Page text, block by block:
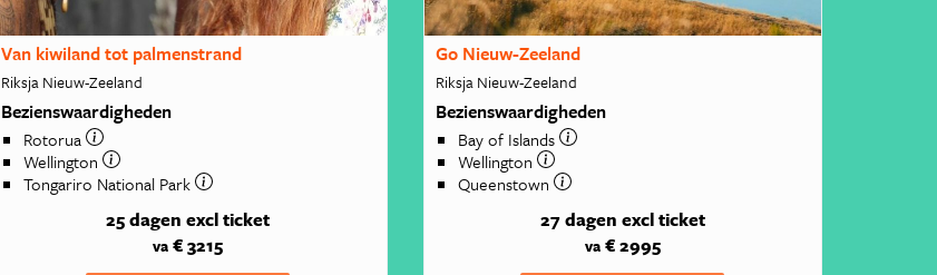
Van kiwiland tot palmenstrand
Riksja Nieuw-Zeeland
Bezienswaardigheden
Rotorua
Wellington
Tongariro National Park
25 dagen excl ticket
va € 3215
Go Nieuw-Zeeland
Riksja Nieuw-Zeeland
Bezienswaardigheden
Bay of Islands
Wellington
Queenstown
27 dagen excl ticket
va€ 2995